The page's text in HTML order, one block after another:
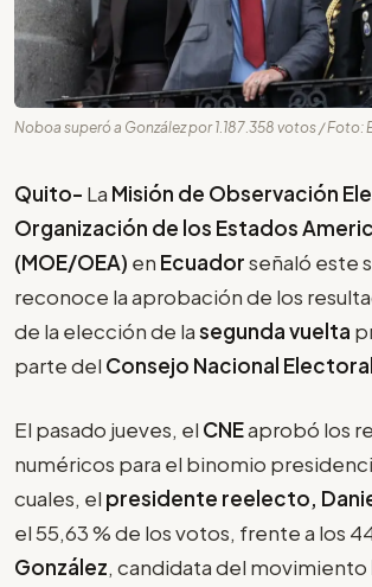
Noboa superó a González por 1.187.358 votos / Foto:
Quito- La Misión de Observación
Organización de los Estados
(MOE/OEA) en Ecuadorseñaló este
reconoce la aprobación de los
de la elección de lasegunda vuelta
parte del Consejo Nacional
El pasado jueves, el CNEaprobó los
numéricos para el binomio
cuales, el presidente reelecto,
el 55,63 % de los votos, frente a los
González, candidata del movimiento